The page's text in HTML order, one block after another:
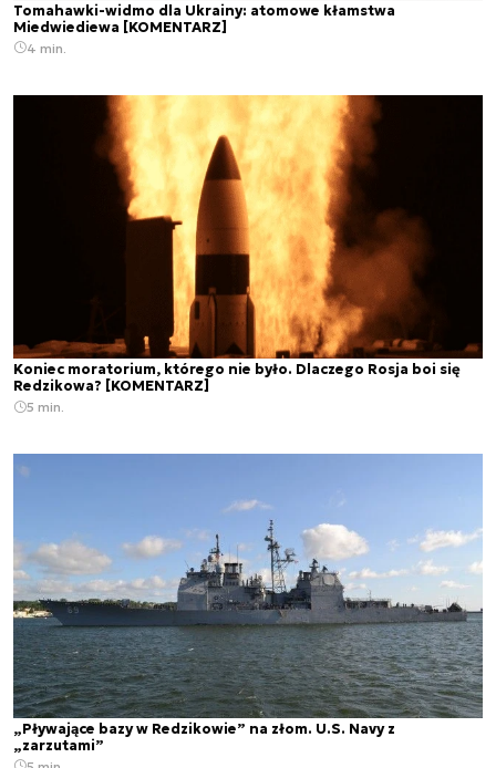
Tomahawki-widmo dla Ukrainy: atomowe kłamstwa
Miedwiediewa [KOMENTARZ]
4 min.
Koniec moratorium, którego nie było. Dlaczego Rosja boi się
Redzikowa? [KOMENTARZ]
5 min.
„Pływające bazy w Redzikowie” na złom. U.S. Navy z
„zarzutami”